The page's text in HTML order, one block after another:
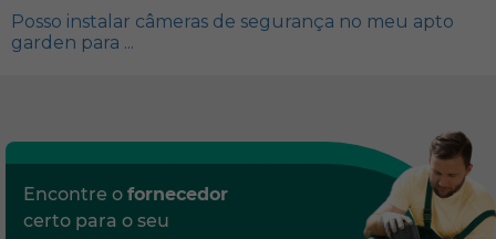
Posso instalar câmeras de segurança no meu apto
garden para ...
Encontre o fornecedor
certo para o seu